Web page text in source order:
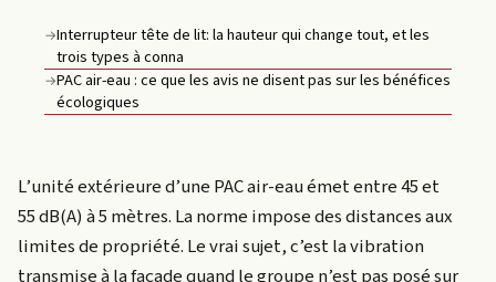
→Interrupteur tête de lit: la hauteur qui change tout, et les
trois types à conna
→PAC air-eau : ce que les avis ne disent pas sur les bénéfices
écologiques
L’unité extérieure d’une PAC air-eau émet entre 45 et
55 dB(A) à 5 mètres. La norme impose des distances aux
limites de propriété. Le vrai sujet, c’est la vibration
transmise à la façade quand le groupe n’est pas posé sur